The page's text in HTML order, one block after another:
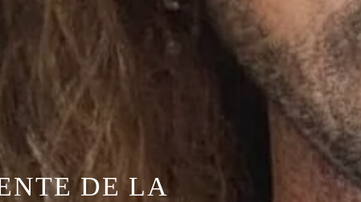
DE LA